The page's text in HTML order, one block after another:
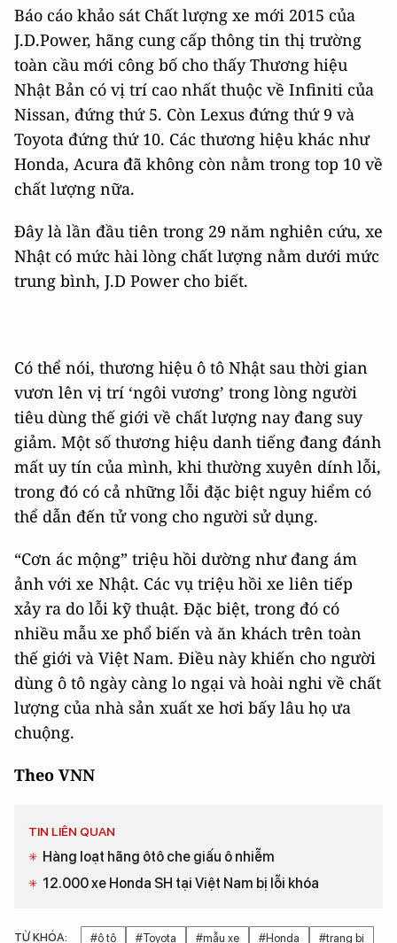
Báo cáo khảo sát Chất lượng xe mới 2015 của
J.D.Power, hãng cung cấp thông tin thị trường
toàn cầu mới công bố cho thấy Thương hiệu
Nhật Bản có vị trí cao nhất thuộc về Infiniti của
Nissan, đứng thứ 5. Còn Lexus đứng thứ 9 và
Toyota đứng thứ 10. Các thương hiệu khác như
Honda, Acura đã không còn nằm trong top 10 về
chất lượng nữa.
Đây là lần đầu tiên trong 29 năm nghiên cứu, xe
Nhật có mức hài lòng chất lượng nằm dưới mức
trung bình, J.D Power cho biết.
Có thể nói, thương hiệu ô tô Nhật sau thời gian
vươn lên vị trí ‘ngôi vương’ trong lòng người
tiêu dùng thế giới về chất lượng nay đang suy
giảm. Một số thương hiệu danh tiếng đang đánh
mất uy tín của mình, khi thường xuyên dính lỗi,
trong đó có cả những lỗi đặc biệt nguy hiểm có
thể dẫn đến tử vong cho người sử dụng.
“Cơn ác mộng” triệu hồi dường như đang ám
ảnh với xe Nhật. Các vụ triệu hồi xe liên tiếp
xảy ra do lỗi kỹ thuật. Đặc biệt, trong đó có
nhiều mẫu xe phổ biến và ăn khách trên toàn
thế giới và Việt Nam. Điều này khiến cho người
dùng ô tô ngày càng lo ngại và hoài nghi về chất
lượng của nhà sản xuất xe hơi bấy lâu họ ưa
chuộng.
Theo VNN
TIN LIÊN QUAN
Hàng loạt hãng ôtô che giấu ô nhiễm
12.000 xe Honda SH tại Việt Nam bị lỗi khóa
TỪ KHÓA: #ô tô #Toyota #mẫu xe #Honda #trang bị